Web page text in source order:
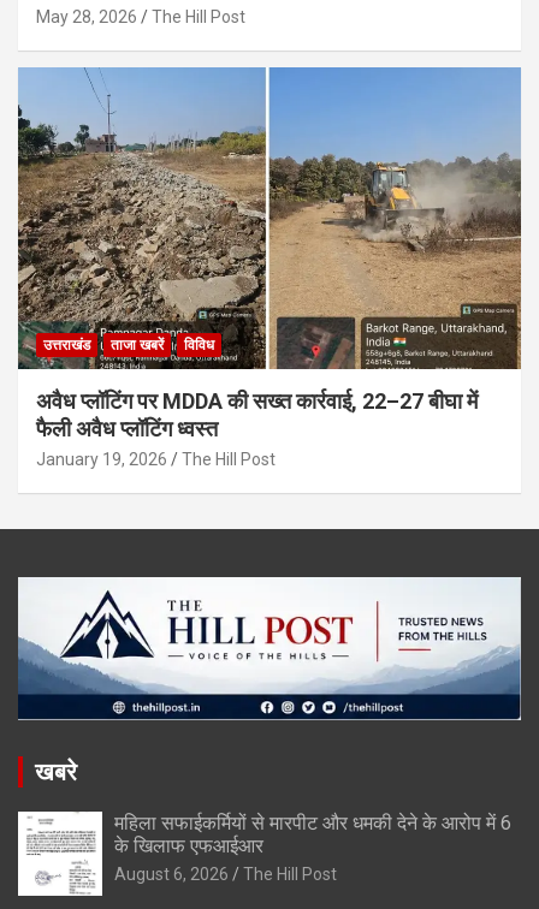
May 28, 2026 The Hill Post
उत्तराखंड ताजा खबरें विविध
अवैध प्लॉटिंग पर MDDA की सख्त कार्रवाई, 22–27 बीघा में
फैली अवैध प्लॉटिंग ध्वस्त
January 19, 2026 The Hill Post
खबरे
महिला सफाईकर्मियों से मारपीट और धमकी देने के आरोप में 6
के खिलाफ एफआईआर
August 6, 2026 The Hill Post